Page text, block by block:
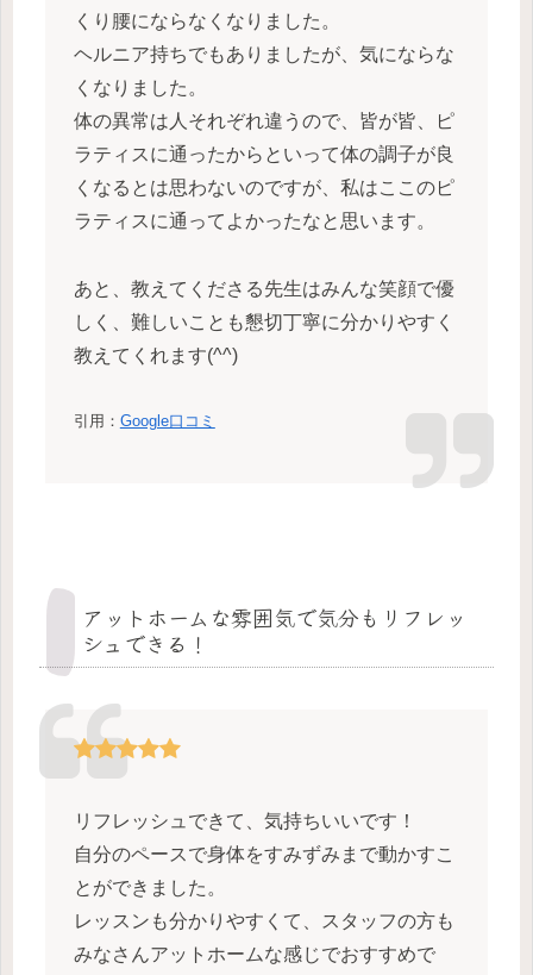
くり腰にならなくなりました。
ヘルニア持ちでもありましたが、気にならな
くなりました。
体の異常は人それぞれ違うので、皆が皆、ピ
ラティスに通ったからといって体の調子が良
くなるとは思わないのですが、私はここのピ
ラティスに通ってよかったなと思います。
あと、教えてくださる先生はみんな笑顔で優
しく、難しいことも懇切丁寧に分かりやすく
教えてくれます(^^)
引用： Google口コミ
アットホームな雰囲気で気分もリフレッ
シュできる！
リフレッシュできて、気持ちいいです！
自分のペースで身体をすみずみまで動かすこ
とができました。
レッスンも分かりやすくて、スタッフの方も
みなさんアットホームな感じでおすすめで